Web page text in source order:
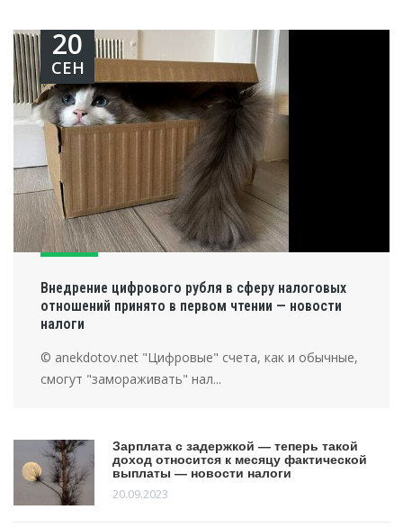
Внедрение цифрового рубля в сферу налоговых
отношений принято в первом чтении — новости
налоги
20
СЕН
© anekdotov.net "Цифровые" счета, как и обычные,
смогут "замораживать" нал...
Зарплата с задержкой — теперь такой
доход относится к месяцу фактической
выплаты — новости налоги
20.09.2023